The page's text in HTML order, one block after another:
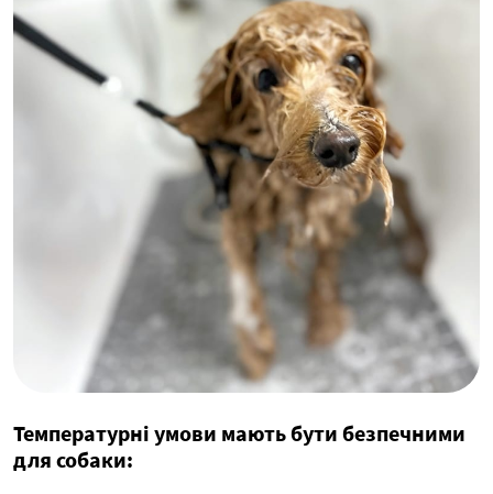
Температурні умови мають бути безпечними
для собаки: